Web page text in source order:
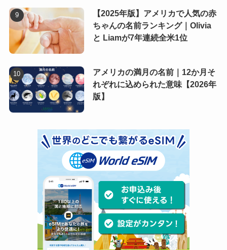
【2025年版】アメリカで人気の赤
ちゃんの名前ランキング｜Olivia
と Liamが7年連続全米1位
アメリカの満月の名前｜12か月そ
れぞれに込められた意味【2026年
版】